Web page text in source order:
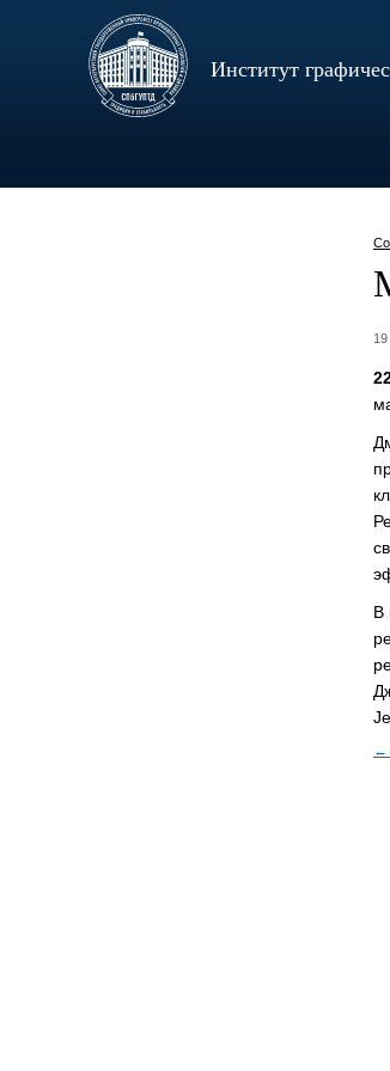
Институт
В
←